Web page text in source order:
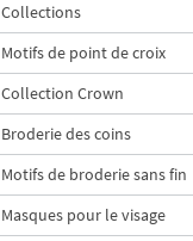
Collections
Motifs de point de croix
Collection Crown
Broderie des coins
Motifs de broderie sans fin
Masques pour le visage